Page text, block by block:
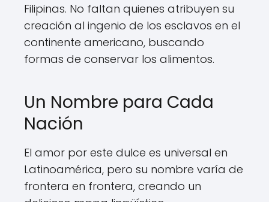
Filipinas. No faltan quienes atribuyen su
creación al ingenio de los esclavos en el
continente americano, buscando
formas de conservar los alimentos.
Un Nombre para Cada
Nación
El amor por este dulce es universal en
Latinoamérica, pero su nombre varía de
frontera en frontera, creando un